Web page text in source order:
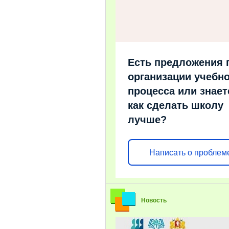
Есть предложения
организации
процесса или
как сделать школу
лучше?
Написать о
Новость